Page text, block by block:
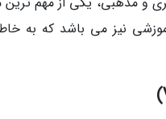
نیز می باشد که به